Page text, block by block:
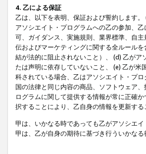
4. 乙による保証
乙は、以下を表明、保証および誓約します
アソシエイト・プログラムへの乙の参加、
可、ガイダンス、実施規則、業界標準、自
伝およびマーケティングに関する全ルール
結が法的に阻止されないこと）、 (d) 乙が
たは声明に依存していないこと、 (e) 乙が
科されている場合、乙はアソシエイト・プ
国の法律と同じ内容の商品、ソフトウェア
ログラムに関して提供する情報が常に正確
択することにより、乙自身の情報を更新する
甲は、いかなる時であっても乙がアソシエ
甲は、乙が自身の期待に基づき行ういかな